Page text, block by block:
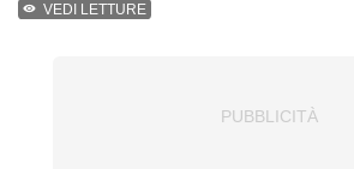
VEDI LETTURE